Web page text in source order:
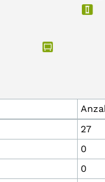
27
0
0